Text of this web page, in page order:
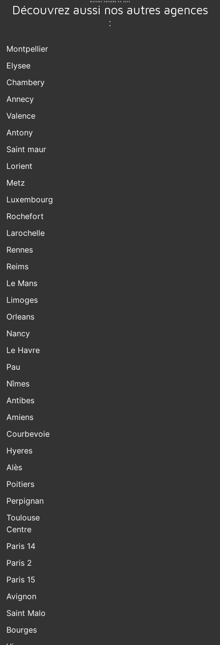
Découvrez aussi nos autres agences
:
Montpellier
Elysee
Chambery
Annecy
Valence
Antony
Saint maur
Lorient
Metz
Luxembourg
Rochefort
Larochelle
Rennes
Reims
Le Mans
Limoges
Orleans
Nancy
Le Havre
Pau
Nîmes
Antibes
Amiens
Courbevoie
Hyeres
Alès
Poitiers
Perpignan
Toulouse
Centre
Paris 14
Paris 2
Paris 15
Avignon
Saint Malo
Bourges